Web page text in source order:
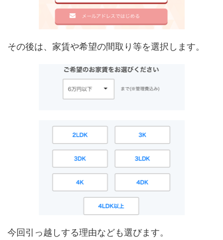
その後は、家賃や希望の間取り等を選択します。
今回引っ越しする理由なども選びます。